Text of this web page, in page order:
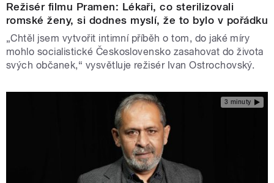
Režisér filmu Pramen: Lékaři, co sterilizovali
romské ženy, si dodnes myslí, že to bylo v pořádku
„Chtěl jsem vytvořit intimní příběh o tom, do jaké míry
mohlo socialistické Československo zasahovat do života
svých občanek,“ vysvětluje režisér Ivan Ostrochovský.
3 minuty